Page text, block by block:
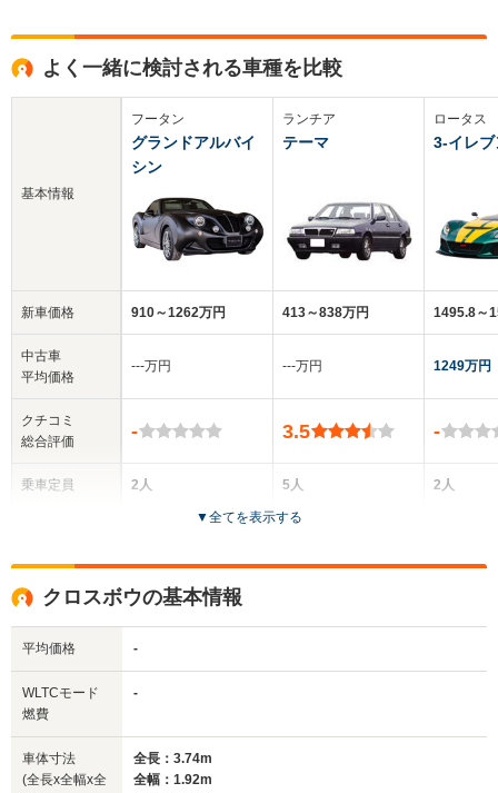
よく一緒に検討される車種を比較
基本情報
新車価格
中古車
平均価格
クチコミ
総合評価
乗車定員
サイズ
(全長x全幅x全高)
フータン
グランドアルバイ
シン
910～1262万円
‐‐‐万円
-
2人
全高
1.23m
ランチア
テーマ
413～838万円
‐‐‐万円
3.5
5人
4ドア
ロータス
3-イレブ
1495.8～
1249万円
-
2人
▼全てを表示する
クロスボウの基本情報
平均価格 -
WLTCモード
燃費
-
車体寸法
(全長x全幅x全
全長：3.74m
全幅：1.92m